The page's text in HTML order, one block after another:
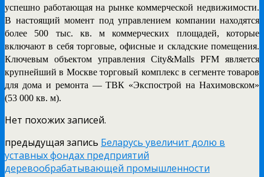
успешно работающая на рынке коммерческой недвижимости.
В настоящий момент под управлением компании находятся
более 500 тыс. кв. м коммерческих площадей, которые
включают в себя торговые, офисные и складские помещения.
Ключевым объектом управления City&Malls PFM является
крупнейший в Москве торговый комплекс в сегменте товаров
для дома и ремонта — ТВК «Экспострой на Нахимовском»
(53 000 кв. м).
Нет похожих записей.
предыдущая запись Беларусь увеличит долю в
уставных фондах предприятий
деревообрабатывающей промышленности